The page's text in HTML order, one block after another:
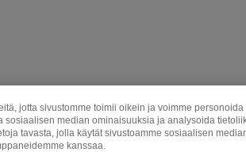
jotta sivustomme toimii oikein ja voimme
sosiaalisen median ominaisuuksia ja analysoida
tavasta, jolla käytät sivustoamme sosiaalisen
kanssaa.